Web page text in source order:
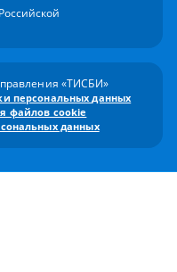
«ТИСБИ»
персональных данных
файлов cookie
данных